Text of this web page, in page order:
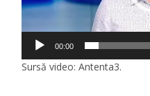
00:00
Sursă video: Antenta3.